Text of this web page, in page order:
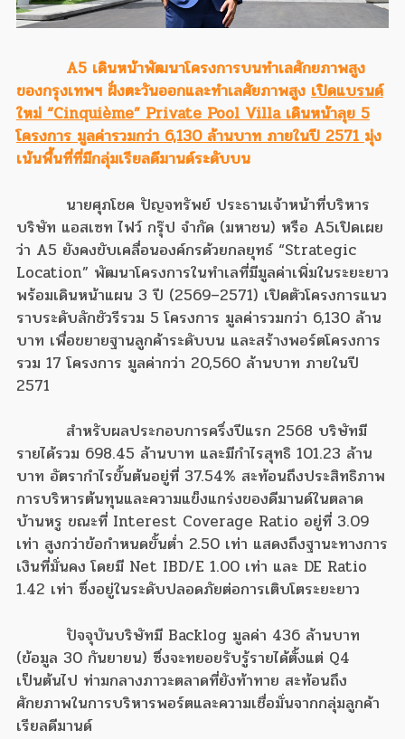
A5 เดินหน้าพัฒนาโครงการบนทำเลศักยภาพสูง
ของกรุงเทพฯ ฝั่งตะวันออกและทำเลศัยภาพสูง เปิดแบรนด์
ใหม่ “Cinquième” Private Pool Villa เดินหน้าลุย 5
โครงการ มูลค่ารวมกว่า 6,130 ล้านบาท ภายในปี 2571มุ่ง
เน้นพื้นที่ที่มีกลุ่มเรียลดีมานด์ระดับบน
นายศุภโชค ปัญจทรัพย์ ประธานเจ้าหน้าที่บริหาร
บริษัท แอสเซท ไฟว์ กรุ๊ป จำกัด (มหาชน) หรือ A5เปิดเผย
ว่า A5 ยังคงขับเคลื่อนองค์กรด้วยกลยุทธ์ “Strategic
Location” พัฒนาโครงการในทำเลที่มีมูลค่าเพิ่มในระยะยาว
พร้อมเดินหน้าแผน 3 ปี (2569–2571) เปิดตัวโครงการแนว
ราบระดับลักชัวรีรวม 5 โครงการ มูลค่ารวมกว่า 6,130 ล้าน
บาท เพื่อขยายฐานลูกค้าระดับบน และสร้างพอร์ตโครงการ
รวม 17 โครงการ มูลค่ากว่า 20,560 ล้านบาท ภายในปี
2571
สำหรับผลประกอบการครึ่งปีแรก 2568 บริษัทมี
รายได้รวม 698.45 ล้านบาท และมีกำไรสุทธิ 101.23 ล้าน
บาท อัตรากำไรขั้นต้นอยู่ที่ 37.54% สะท้อนถึงประสิทธิภาพ
การบริหารต้นทุนและความแข็งแกร่งของดีมานด์ในตลาด
บ้านหรู ขณะที่ Interest Coverage Ratio อยู่ที่ 3.09
เท่า สูงกว่าข้อกำหนดขั้นต่ำ 2.50 เท่า แสดงถึงฐานะทางการ
เงินที่มั่นคง โดยมี Net IBD/E 1.00 เท่า และ DE Ratio
1.42 เท่า ซึ่งอยู่ในระดับปลอดภัยต่อการเติบโตระยะยาว
ปัจจุบันบริษัทมี Backlog มูลค่า 436 ล้านบาท
(ข้อมูล 30 กันยายน) ซึ่งจะทยอยรับรู้รายได้ตั้งแต่ Q4
เป็นต้นไป ท่ามกลางภาวะตลาดที่ยังท้าทาย สะท้อนถึง
ศักยภาพในการบริหารพอร์ตและความเชื่อมั่นจากกลุ่มลูกค้า
เรียลดีมานด์